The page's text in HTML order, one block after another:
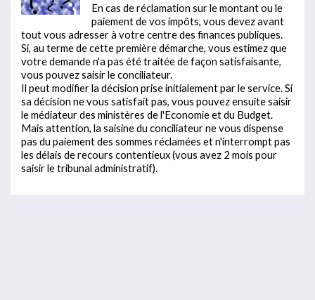
En cas de réclamation sur le montant ou le
paiement de vos impôts, vous devez avant
tout vous adresser à votre centre des finances publiques.
Si, au terme de cette première démarche, vous estimez que
votre demande n'a pas été traitée de façon satisfaisante,
vous pouvez saisir le conciliateur.
Il peut modifier la décision prise initialement par le service. Si
sa décision ne vous satisfait pas, vous pouvez ensuite saisir
le médiateur des ministères de l'Economie et du Budget.
Mais attention, la saisine du conciliateur ne vous dispense
pas du paiement des sommes réclamées et n'interrompt pas
les délais de recours contentieux (vous avez 2 mois pour
saisir le tribunal administratif).